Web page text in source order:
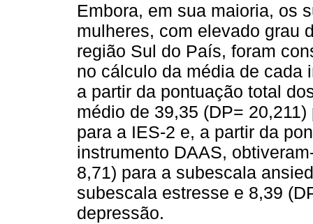
Embora, em sua maioria, os
mulheres, com elevado grau
região Sul do País, foram
no cálculo da média de cada
a partir da pontuação total
médio de 39,35 (DP=
para a IES-2 e, a partir da
instrumento DAAS,
8,71) para a subescala
subescala estresse e 8,39
depressão.